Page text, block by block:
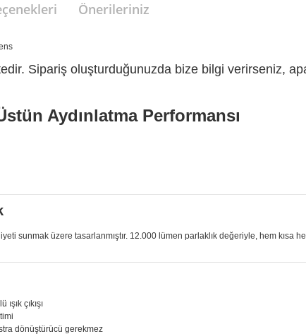
Önerileriniz
Sipariş oluşturduğunuzda bize bilgi verirseniz,
Aydınlatma Performansı
sunmak üzere tasarlanmıştır. 12.000 lümen parlaklık değeriyle, hem kısa
çıkışı
dönüştürücü gerekmez